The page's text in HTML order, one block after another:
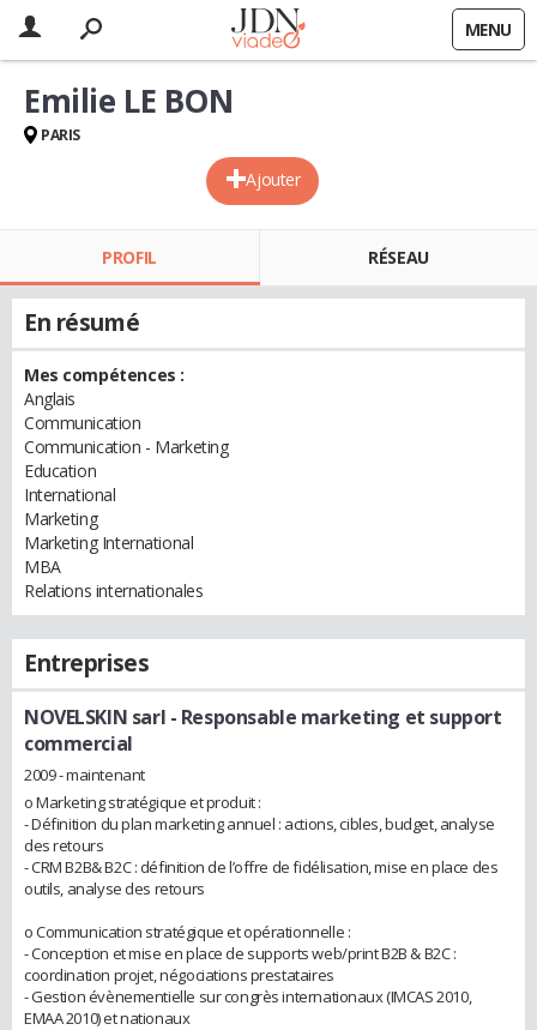
MENU
Ajouter
Emilie LE BON
PARIS
PROFIL RÉSEAU
En résumé
Mes compétences :
Anglais
Communication
Communication - Marketing
Education
International
Marketing
Marketing International
MBA
Relations internationales
Entreprises
NOVELSKIN sarl - Responsable marketing et support
commercial
2009 - maintenant
o Marketing stratégique et produit :
- Définition du plan marketing annuel : actions, cibles, budget, analyse
des retours
- CRM B2B& B2C : définition de l’offre de fidélisation, mise en place des
outils, analyse des retours
o Communication stratégique et opérationnelle :
- Conception et mise en place de supports web/print B2B & B2C :
coordination projet, négociations prestataires
- Gestion évènementielle sur congrès internationaux (IMCAS 2010,
EMAA 2010) et nationaux